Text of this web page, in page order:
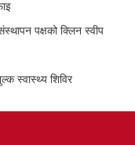
पक्षको क्लिन स्वीप
स्वास्थ्य शिविर